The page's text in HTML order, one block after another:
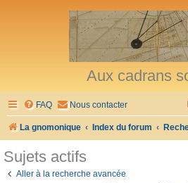
Aux cadrans
FAQ Nous contacter
La gnomonique Index du forum
Sujets actifs
Aller à la recherche avancée